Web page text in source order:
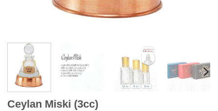
Ceylan Miski (3cc)